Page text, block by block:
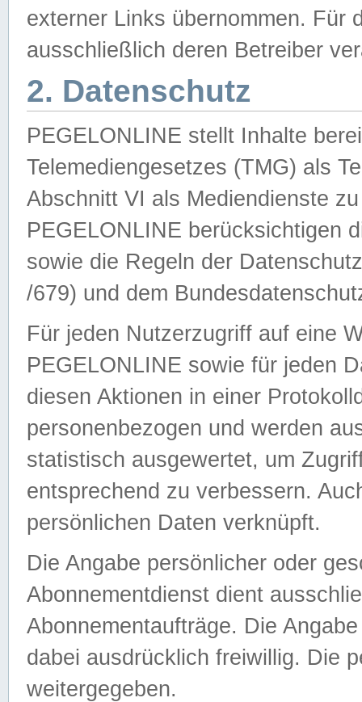
externer Links übernommen. Für
ausschließlich deren Betreiber
2. Datenschutz
PEGELONLINE stellt Inhalte
Telemediengesetzes (TMG) als
Abschnitt VI als Mediendienste
PEGELONLINE berücksichtigen
sowie die Regeln der
/679) und dem
Für jeden Nutzerzugriff auf eine
PEGELONLINE sowie für jeden
diesen Aktionen in einer
personenbezogen und werden
statistisch ausgewertet, um
entsprechend zu verbessern.
persönlichen Daten verknüpft.
Die Angabe persönlicher oder
Abonnementdienst dient
Abonnementaufträge. Die
dabei ausdrücklich freiwillig. Die
weitergegeben.